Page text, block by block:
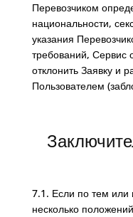
Перевозчиком
национальности,
указания
требований, Сервис
отклонить Заявку и
Пользователем
7.1. Если по тем
несколько